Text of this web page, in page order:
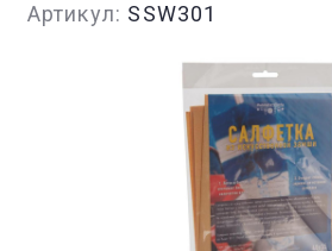
Артикул: SSW301